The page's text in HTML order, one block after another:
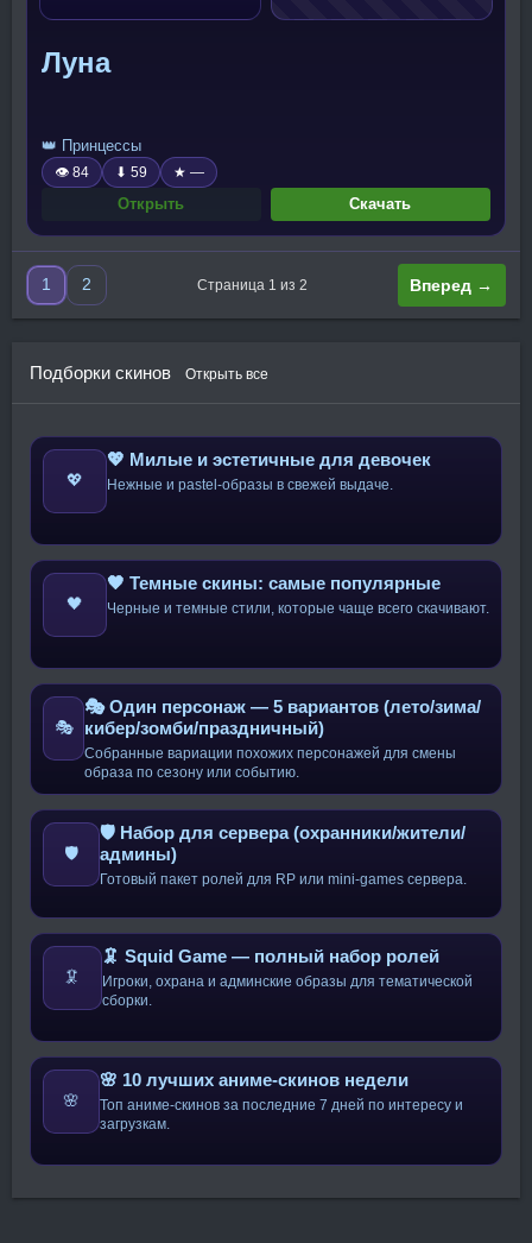
Луна
👑 Принцессы
👁 84 ⬇ 59 ★ —
Открыть Скачать
1 2 Страница 1 из 2 Вперед →
Подборки скинов Открыть все
💖
💖 Милые и эстетичные для девочек
Нежные и pastel-образы в свежей выдаче.
🖤
🖤 Темные скины: самые популярные
Черные и темные стили, которые чаще всего скачивают.
🎭
🎭 Один персонаж — 5 вариантов (лето/зима/
кибер/зомби/праздничный)
Собранные вариации похожих персонажей для смены
образа по сезону или событию.
🛡️
🛡️ Набор для сервера (охранники/жители/
админы)
Готовый пакет ролей для RP или mini-games сервера.
🦑
🦑 Squid Game — полный набор ролей
Игроки, охрана и админские образы для тематической
сборки.
🌸
🌸 10 лучших аниме-скинов недели
Топ аниме-скинов за последние 7 дней по интересу и
загрузкам.